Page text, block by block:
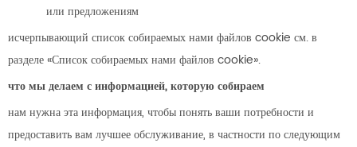
или предложениям
исчерпывающий список собираемых нами файлов cookie см. в
разделе «Список собираемых нами файлов cookie».
что мы делаем с информацией, которую собираем
нам нужна эта информация, чтобы понять ваши потребности и
предоставить вам лучшее обслуживание, в частности по следующим